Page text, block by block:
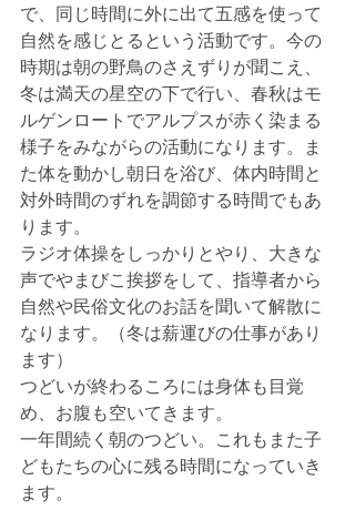
で、同じ時間に外に出て五感を使って
自然を感じとるという活動です。今の
時期は朝の野鳥のさえずりが聞こえ、
冬は満天の星空の下で行い、春秋はモ
ルゲンロートでアルプスが赤く染まる
様子をみながらの活動になります。ま
た体を動かし朝日を浴び、体内時間と
対外時間のずれを調節する時間でもあ
ります。
ラジオ体操をしっかりとやり、大きな
声でやまびこ挨拶をして、指導者から
自然や民俗文化のお話を聞いて解散に
なります。（冬は薪運びの仕事があり
ます）
つどいが終わるころには身体も目覚
め、お腹も空いてきます。
一年間続く朝のつどい。これもまた子
どもたちの心に残る時間になっていき
ます。